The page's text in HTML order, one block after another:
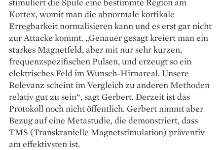
Kortex, womit man die abnormale kortikale
Erregbarkeit normalisieren kann und es erst gar nicht
zur Attacke kommt. „Genauer gesagt kreiert man ein
starkes Magnetfeld, aber mit nur sehr kurzen,
frequenzspezifischen Pulsen, und erzeugt so ein
elek­trisches Feld im Wunsch-Hirn­areal. Unsere
Relevanz scheint im Vergleich zu anderen Methoden
relativ gut zu sein“, sagt Gerbert. Derzeit ist das
Protokoll noch nicht öffentlich. Gerbert nimmt aber
Bezug auf eine Metastudie, die demonstriert, dass
TMS (Trans­kranielle Magnetstimulation) präventiv
am effektivsten ist.